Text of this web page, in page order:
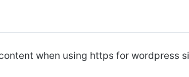
when using https for wordpress